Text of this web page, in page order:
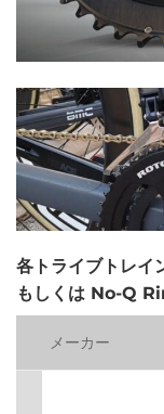
各トライブトレ
もしくは No-Q
メーカー